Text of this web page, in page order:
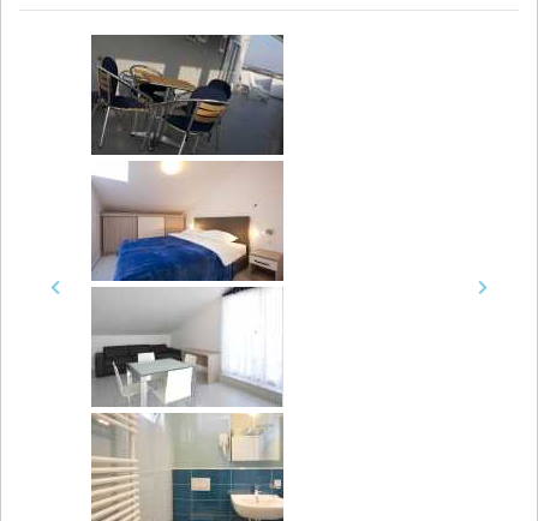
Previous Next